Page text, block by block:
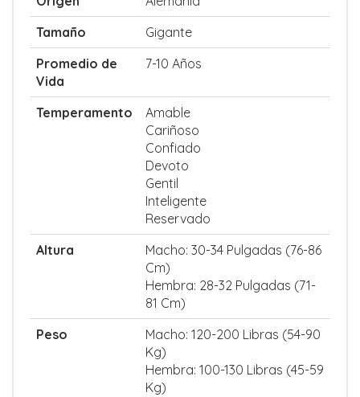
Tamaño
Gigante
Promedio de
Vida
7-10 Años
Temperamento
Amable
Cariñoso
Confiado
Devoto
Gentil
Inteligente
Reservado
Altura
Macho: 30-34 Pulgadas (76-86
Cm)
Hembra: 28-32 Pulgadas (71-
81 Cm)
Peso
Macho: 120-200 Libras (54-90
Kg)
Hembra: 100-130 Libras (45-59
Kg)